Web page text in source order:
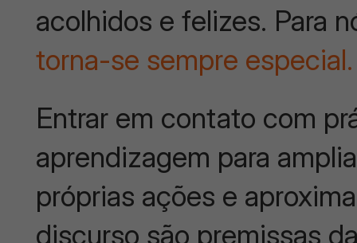
acolhidos e felizes. Para
torna-se sempre especial.
Entrar em contato com
aprendizagem para
próprias ações e
discurso são premissas